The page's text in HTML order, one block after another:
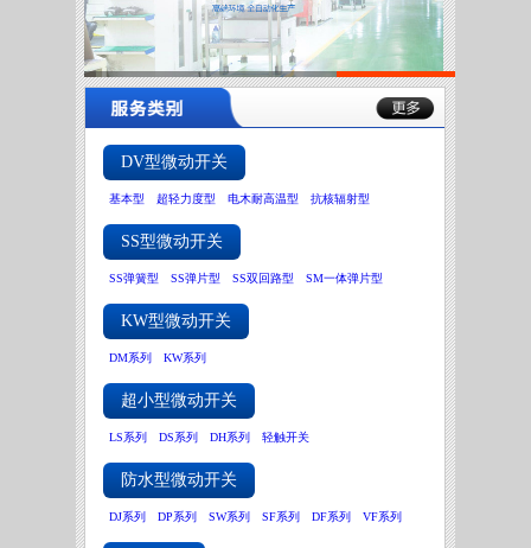
DV型微动开关
基本型 超轻力度型 电木耐高温型 抗核辐射型
SS型微动开关
SS弹簧型 SS弹片型 SS双回路型 SM一体弹片型
KW型微动开关
DM系列 KW系列
超小型微动开关
LS系列 DS系列 DH系列 轻触开关
防水型微动开关
DJ系列 DP系列 SW系列 SF系列 DF系列 VF系列